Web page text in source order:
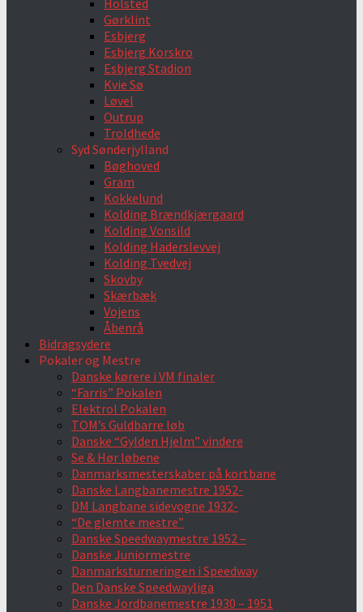
Holsted
Gørklint
Esbjerg
Esbjerg Korskro
Esbjerg Stadion
Kvie Sø
Løvel
Outrup
Troldhede
Syd Sønderjylland
Bøghoved
Gram
Kokkelund
Kolding Brændkjærgaard
Kolding Vonsild
Kolding Haderslevvej
Kolding Tvedvej
Skovby
Skærbæk
Vojens
Åbenrå
Bidragsydere
Pokaler og Mestre
Danske kørere i VM finaler
“Farris” Pokalen
Elektrol Pokalen
TOM’s Guldbarre løb
Danske “Gylden Hjelm” vindere
Se & Hør løbene
Danmarksmesterskaber på kortbane
Danske Langbanemestre 1952-
DM Langbane sidevogne 1932-
“De glemte mestre”
Danske Speedwaymestre 1952 –
Danske Juniormestre
Danmarksturneringen i Speedway
Den Danske Speedwayliga
Danske Jordbanemestre 1930 – 1951